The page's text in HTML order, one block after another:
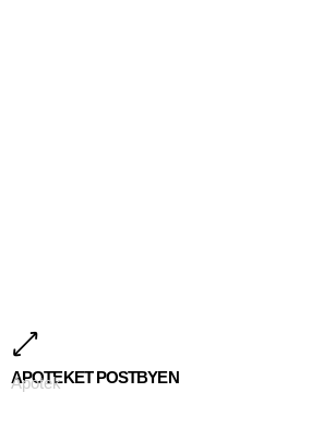
APOTEKET POSTBYEN
Apotek